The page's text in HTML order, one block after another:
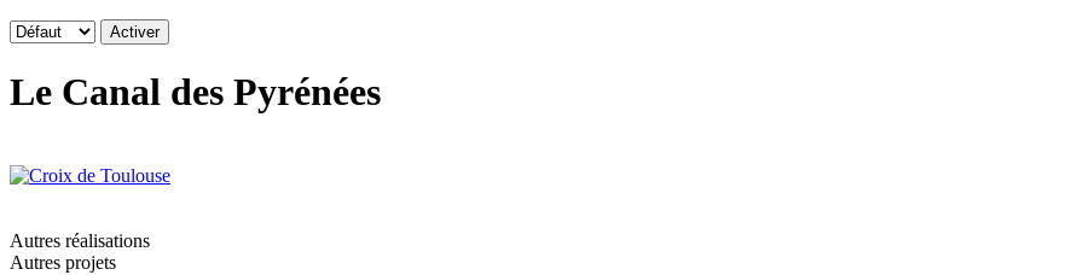
Le Canal des Pyrénées
Autres réalisations
Autres projets